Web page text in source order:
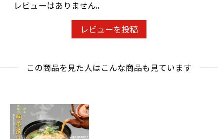
心の底から満たされるような満足感と充実感を
お好みに応じて、わさびや刻み海苔を加えてい
ただくと、さらに風味と美味しさが引き立ちま
レビューはありません。
レビューを投稿
この商品を見た人はこんな商品も見ています